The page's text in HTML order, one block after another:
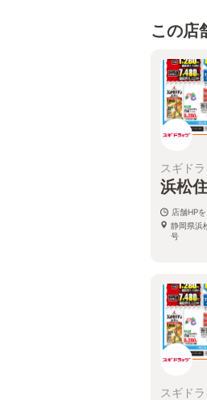
この店
スギド
浜松
店舗HP
静岡県浜
号
スギド